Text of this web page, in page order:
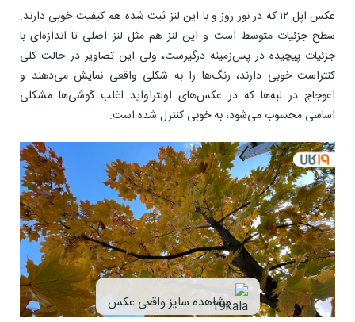
عکس اپل ۱۲ که در نور روز و با این لنز ثبت شده هم کیفیت خوبی دارند.
سطح جزئیات متوسط است و این لنز هم مثل لنز اصلی تا اندازه‌ای با
جزئیات پیچیده در پس‌زمینه درگیرست، ولی این تصاویر در حالت کلی
کنتراست خوبی دارند، رنگ‌ها را به شکلی واقعی نمایش می‌دهند و
اعوجاج در لبه‌ها که در عکس‌های اولتراواید اغلب گوشی‌ها مشکلی
اساسی محسوب می‌شود، به خوبی کنترل شده است.
مشاهده سایز واقعی عکس